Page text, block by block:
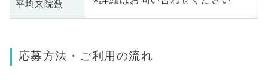
平均来院数
応募方法・ご利用の流れ